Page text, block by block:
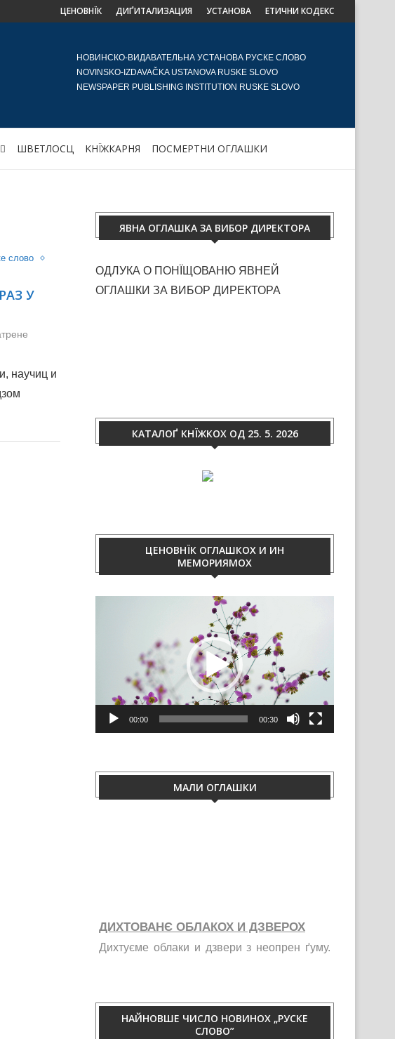
ЦЕНОВНЇК ДИҐИТАЛИЗАЦИЯ УСТАНОВА ЕТИЧНИ КОДЕКС
НОВИНСКО-ВИДАВАТЕЛЬНА УСТАНОВА РУСКЕ СЛОВО
NOVINSKO-IZDAVAČKA USTANOVA RUSKE SLOVO
NEWSPAPER PUBLISHING INSTITUTION RUSKE SLOVO
ШВЕТЛОСЦ KНЇЖКАРНЯ ПОСМЕРТНИ ОГЛАШКИ
слово
У
научиц и
ЯВНА ОГЛАШКА ЗА ВИБОР ДИРЕКТОРА
ОДЛУКА О ПОНЇЩОВАНЮ ЯВНЕЙ
ОГЛАШКИ ЗА ВИБОР ДИРЕКТОРА
КАТАЛОҐ КНЇЖКОХ ОД 25. 5. 2026
ЦЕНОВНЇК ОГЛАШКОХ И ИН
МЕМОРИЯМОХ
00:00 00:30
МАЛИ ОГЛАШКИ
НАЙНОВШЕ ЧИСЛО НОВИНОХ „РУСКЕ
СЛОВО”